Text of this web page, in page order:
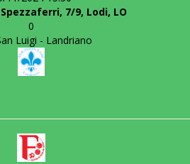
7/9, Lodi, LO
0
Luigi - Landriano